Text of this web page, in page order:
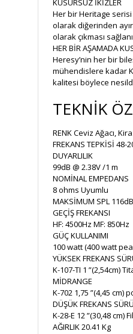
KUSURSUZ İKİZLER
Her bir Heritage
olarak diğerinden
olarak çıkması
HER BİR AŞAMADA
Heresy’nin her bir
mühendislere kadar
kalitesi böylece
TEKNİK
RENKCeviz Ağacı,
FREKANS TEPKİSİ 48-
DUYARLILIK
99dB @ 2.38V /1 m
NOMİNAL EMPEDANS
8 ohms Uyumlu
MAKSİMUM SPL
GEÇİŞ FREKANSI
HF: 4500Hz MF: 850Hz
GÜÇ KULLANIMI
100 watt (400 watt
YÜKSEK FREKANS
K-107-TI 1 ”(2,54cm)
MİDRANGE
K-702 1,75 ”(4,45
DÜŞÜK FREKANS
K-28-E 12 ”(30,48
AĞIRLIK20.41 Kg